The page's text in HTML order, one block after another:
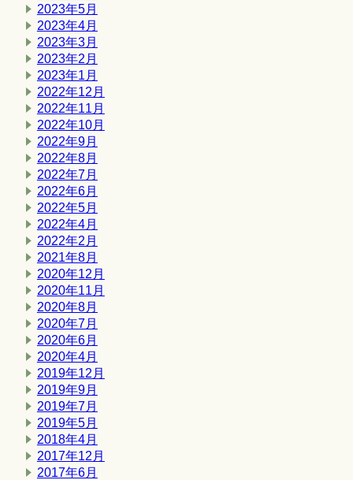
2023年5月
2023年4月
2023年3月
2023年2月
2023年1月
2022年12月
2022年11月
2022年10月
2022年9月
2022年8月
2022年7月
2022年6月
2022年5月
2022年4月
2022年2月
2021年8月
2020年12月
2020年11月
2020年8月
2020年7月
2020年6月
2020年4月
2019年12月
2019年9月
2019年7月
2019年5月
2018年4月
2017年12月
2017年6月